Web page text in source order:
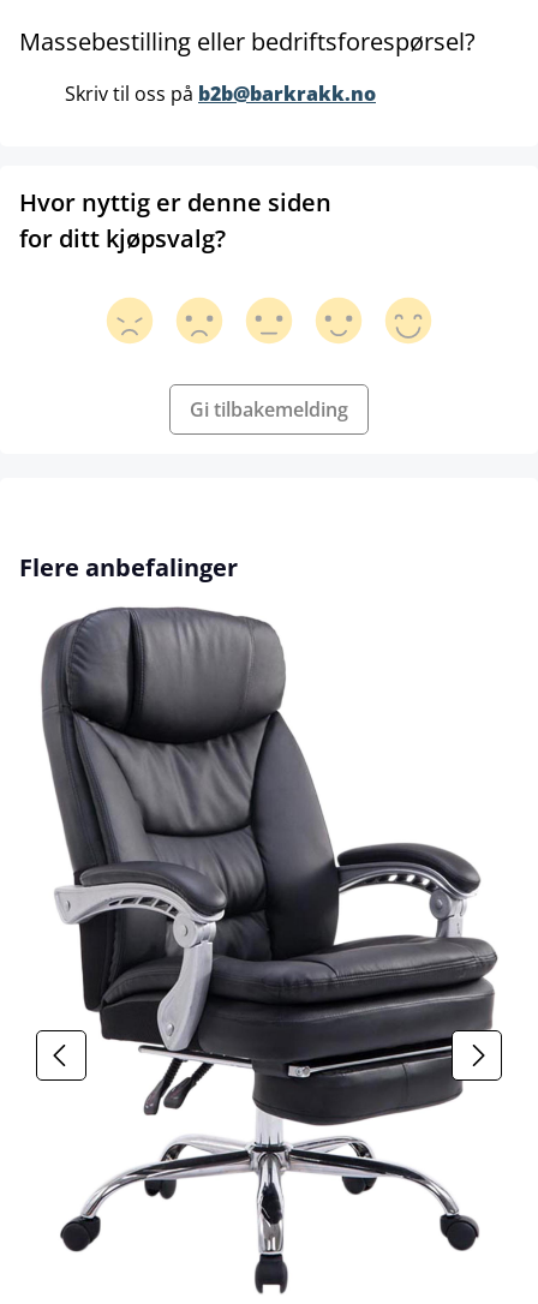
Massebestilling eller bedriftsforespørsel?
Skriv til oss på b2b@barkrakk.no
Hvor nyttig er denne siden
for ditt kjøpsvalg?
Gi tilbakemelding
Hopp over produktgalleri
Flere anbefalinger